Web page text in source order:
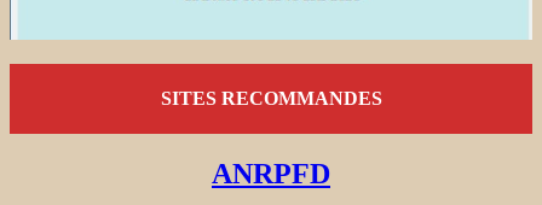
SITES RECOMMANDES
ANRPFD